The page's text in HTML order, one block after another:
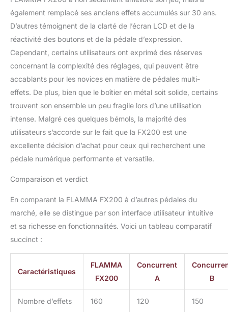
également remplacé ses anciens effets accumulés sur 30 ans.
D’autres témoignent de la clarté de l’écran LCD et de la
réactivité des boutons et de la pédale d’expression.
Cependant, certains utilisateurs ont exprimé des réserves
concernant la complexité des réglages, qui peuvent être
accablants pour les novices en matière de pédales multi-
effets. De plus, bien que le boîtier en métal soit solide, certains
trouvent son ensemble un peu fragile lors d’une utilisation
intense. Malgré ces quelques bémols, la majorité des
utilisateurs s’accorde sur le fait que la FX200 est une
excellente décision d’achat pour ceux qui recherchent une
pédale numérique performante et versatile.
Comparaison et verdict
En comparant la FLAMMA FX200 à d’autres pédales du
marché, elle se distingue par son interface utilisateur intuitive
et sa richesse en fonctionnalités. Voici un tableau comparatif
succinct :
Caractéristiques
FLAMMA
FX200
Concurrent
A
B
Nombre d’effets 160 120 150